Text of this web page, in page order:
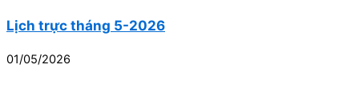
Lịch trực tháng 5-2026
01/05/2026